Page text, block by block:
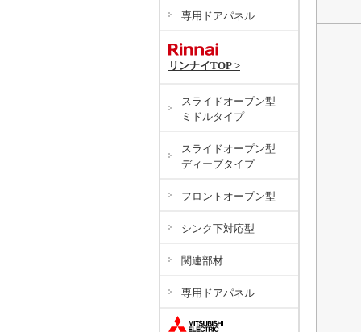
専用ドアパネル
リンナイTOP >
スライドオープン型
ミドルタイプ
スライドオープン型
ディープタイプ
フロントオープン型
シンク下対応型
関連部材
専用ドアパネル